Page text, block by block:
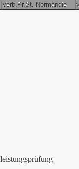
Verb.Pr.St. Normandie